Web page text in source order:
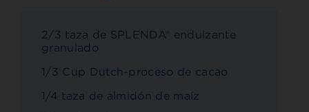
2/3 taza de SPLENDA® endulzante
granulado
1/3 Cup Dutch-proceso de cacao
1/4 taza de almidón de maíz